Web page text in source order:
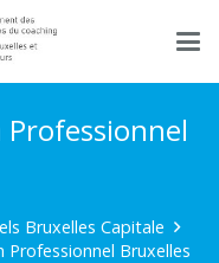
Professionnel
Bruxelles Capitale
Professionnel Bruxelles